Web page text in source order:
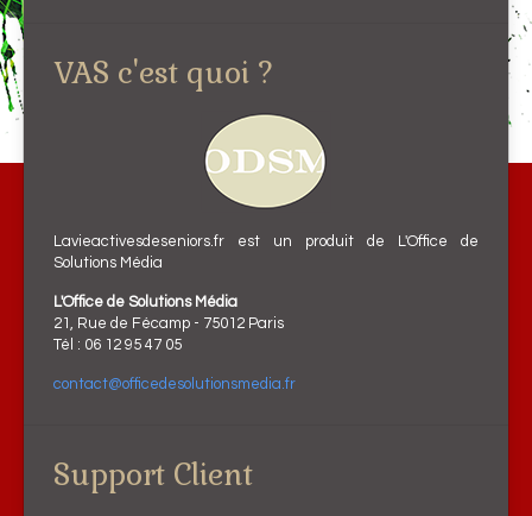
VAS c'est quoi ?
Lavieactivesdeseniors.fr est un produit de L'Office de
Solutions Média
L'Office de Solutions Média
21, Rue de Fécamp - 75012 Paris
Tél : 06 12 95 47 05
contact@officedesolutionsmedia.fr
Support Client